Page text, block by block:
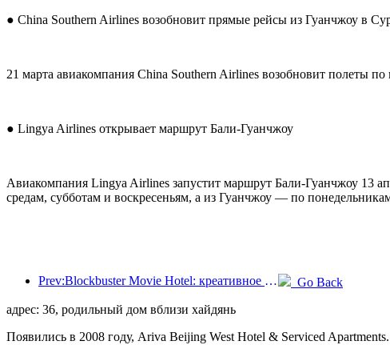
● China Southern Airlines возобновит прямые рейсы из Гуанчжоу в
21 марта авиакомпания China Southern Airlines возобновит полеты
● Lingya Airlines открывает маршрут Бали-Гуанчжоу
Авиакомпания Lingya Airlines запустит маршрут Бали-Гуанчжоу 13
средам, субботам и воскресеньям, а из Гуанчжоу — по
Prev:Blockbuster Movie Hotel: креативное сочетание кинокультуры и опыта проживания
Go Back
адрес: 36, родильный дом вблизи хайдянь
Появились в 2008 году, Ariva Beijing West Hotel & Serviced Apartments.